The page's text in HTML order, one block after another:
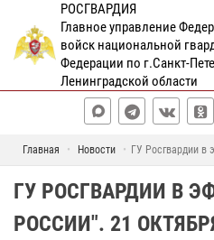
РОСГВАРДИЯ
Главное управление
войск национальной
Федерации по г.Санкт-
Ленинградской области
Главная Новости ГУ Росгвардии в
ГУ РОСГВАРДИИ В
РОССИИ". 21